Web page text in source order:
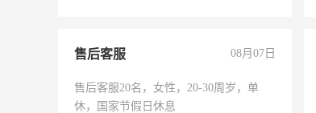
售后客服 08月07日
售后客服20名，女性，20-30周岁，单
休，国家节假日休息